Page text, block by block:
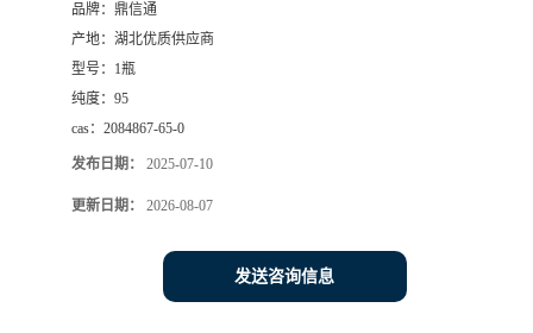
品牌： 鼎信通
产地： 湖北优质供应商
型号： 1瓶
纯度： 95
cas： 2084867-65-0
发布日期： 2025-07-10
更新日期： 2026-08-07
发送咨询信息